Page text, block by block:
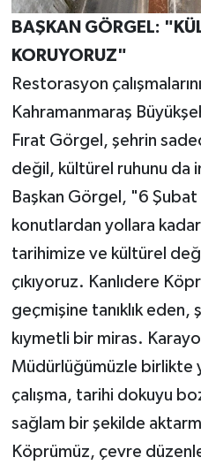
BAŞKAN GÖRGEL:
KORUYORUZ"
Restorasyon
Kahramanmaraş
Fırat Görgel, şehrin
değil, kültürel ruhunu da
Başkan Görgel, "6
konutlardan yollara
tarihimize ve kültürel
çıkıyoruz. Kanlıdere
geçmişine tanıklık eden,
kıymetli bir miras.
Müdürlüğümüzle
çalışma, tarihi dokuyu
sağlam bir şekilde
Köprümüz, çevre